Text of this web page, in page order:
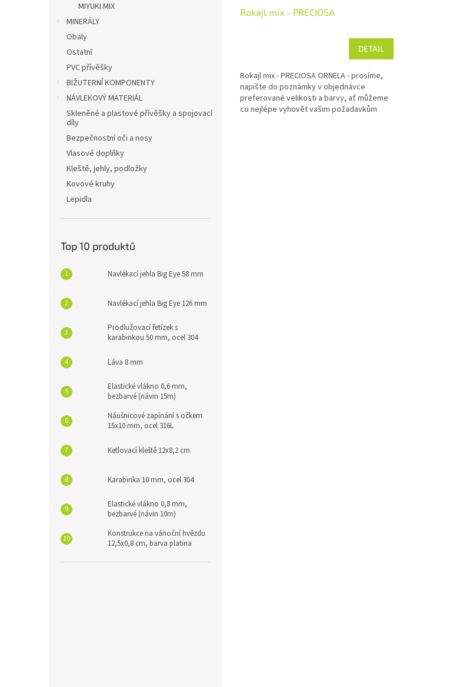
MIYUKI MIX
MINERÁLY
Obaly
Ostatní
PVC přívěšky
BIŽUTERNÍ KOMPONENTY
NÁVLEKOVÝ MATERIÁL
Skleněné a plastové přívěšky a spojovací
díly
Bezpečnostní oči a nosy
Vlasové doplňky
Kleště, jehly, podložky
Kovové kruhy
Lepidla
Top 10 produktů
Navlékací jehla Big Eye 58 mm
Navlékací jehla Big Eye 126 mm
Prodlužovací řetízek s
karabinkou 50 mm, ocel 304
Láva 8 mm
Elastické vlákno 0,6 mm,
bezbarvé (návin 15m)
Náušnicové zapínání s očkem
15x10 mm, ocel 316L
Ketlovací kleště 12x8,2 cm
Karabinka 10 mm, ocel 304
Elastické vlákno 0,8 mm,
bezbarvé (návin 10m)
Konstrukce na vánoční hvězdu
12,5x0,8 cm, barva platina
Rokajl mix - PRECIOSA
DETAIL
Rokajl mix - PRECIOSA ORNELA - prosíme,
napište do poznámky v objednávce
preferované velikosti a barvy, ať můžeme
co nejlépe vyhovět vašim požadavkům